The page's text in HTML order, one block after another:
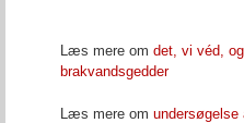
Læs mere om det, vi véd,
brakvandsgedder
Læs mere om undersøgelse